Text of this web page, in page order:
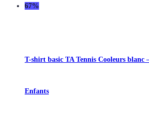
67%
T-shirt basic TA Tennis Cooleurs blanc
Enfants